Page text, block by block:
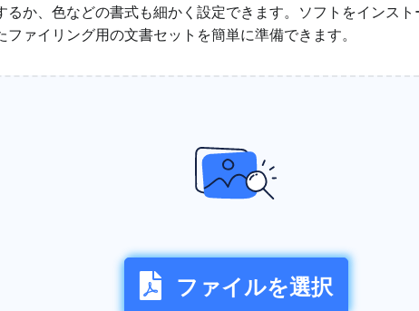
か、色などの書式も細かく設定できます。ソフトをインス
ァイリング用の文書セットを簡単に準備できます。
ファイルを選択